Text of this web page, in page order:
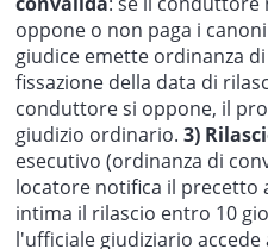
oppone o non paga i
giudice emette ordinanza
fissazione della data di
conduttore si oppone, il
giudizio ordinario. 3)
esecutivo (ordinanza di
locatore notifica il
intima il rilascio entro 10
l'ufficiale giudiziario